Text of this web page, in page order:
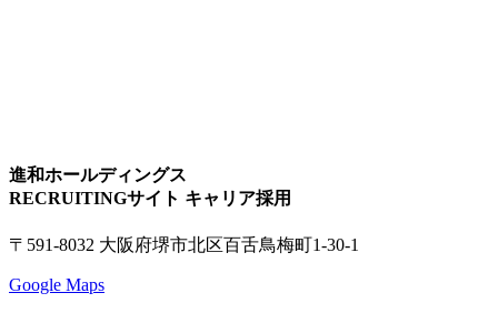
進和ホールディングス
RECRUITINGサイト キャリア採用
〒591-8032 大阪府堺市北区百舌鳥梅町1-30-1
Google Maps